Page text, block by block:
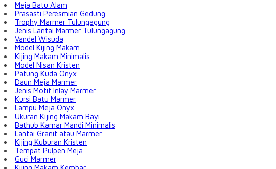
Meja Batu Alam
Prasasti Peresmian Gedung
Trophy Marmer Tulungagung
Jenis Lantai Marmer Tulungagung
Vandel Wisuda
Model Kijing Makam
Kijing Makam Minimalis
Model Nisan Kristen
Patung Kuda Onyx
Daun Meja Marmer
Jenis Motif Inlay Marmer
Kursi Batu Marmer
Lampu Meja Onyx
Ukuran Kijing Makam Bayi
Bathub Kamar Mandi Minimalis
Lantai Granit atau Marmer
Kijing Kuburan Kristen
Tempat Pulpen Meja
Guci Marmer